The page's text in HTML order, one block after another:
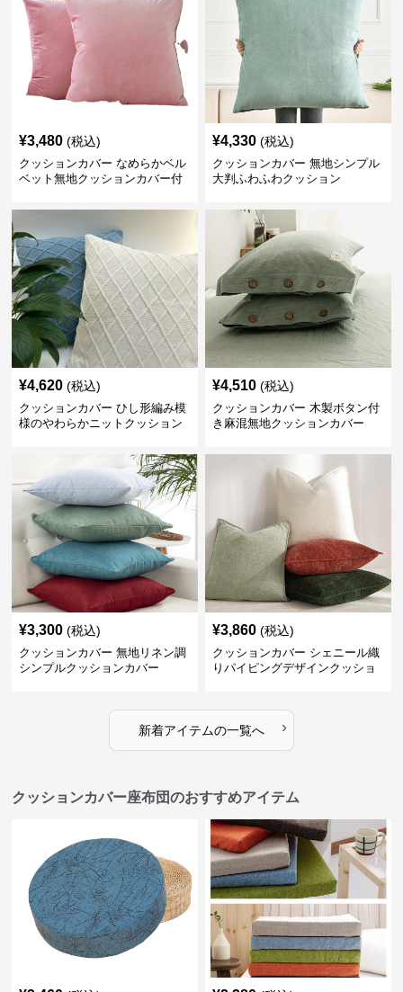
¥3,480 (税込)
クッションカバー なめらかベル
ベット無地クッションカバー付
¥4,330 (税込)
クッションカバー 無地シンプル
大判ふわふわクッション
¥4,620 (税込)
クッションカバー ひし形編み模
様のやわらかニットクッション
¥4,510 (税込)
クッションカバー 木製ボタン付
き麻混無地クッションカバー
¥3,300 (税込)
クッションカバー 無地リネン調
シンプルクッションカバー
¥3,860 (税込)
クッションカバー シェニール織
りパイピングデザインクッショ
新着アイテムの一覧へ ›
クッションカバー座布団のおすすめアイテム